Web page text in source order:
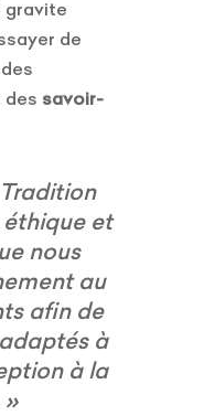
gravite
de
des savoir-
et
nous
au
afin de
à
à la